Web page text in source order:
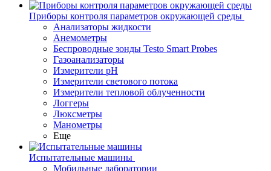
Приборы контроля параметров окружающей среды
Анализаторы жидкости
Анемометры
Беспроводные зонды Testo Smart Probes
Газоанализаторы
Измерители pH
Измерители светового потока
Измерители тепловой облученности
Логгеры
Люксметры
Манометры
Еще
Испытательные машины
Мобильные лаборатории